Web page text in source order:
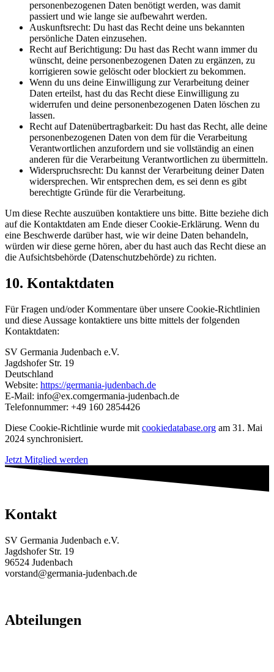
personenbezogenen Daten benötigt werden, was damit
passiert und wie lange sie aufbewahrt werden.
Auskunftsrecht: Du hast das Recht deine uns bekannten
persönliche Daten einzusehen.
Recht auf Berichtigung: Du hast das Recht wann immer du
wünscht, deine personenbezogenen Daten zu ergänzen, zu
korrigieren sowie gelöscht oder blockiert zu bekommen.
Wenn du uns deine Einwilligung zur Verarbeitung deiner
Daten erteilst, hast du das Recht diese Einwilligung zu
widerrufen und deine personenbezogenen Daten löschen zu
lassen.
Recht auf Datenübertragbarkeit: Du hast das Recht, alle deine
personenbezogenen Daten von dem für die Verarbeitung
Verantwortlichen anzufordern und sie vollständig an einen
anderen für die Verarbeitung Verantwortlichen zu übermitteln.
Widerspruchsrecht: Du kannst der Verarbeitung deiner Daten
widersprechen. Wir entsprechen dem, es sei denn es gibt
berechtigte Gründe für die Verarbeitung.
Um diese Rechte auszuüben kontaktiere uns bitte. Bitte beziehe dich
auf die Kontaktdaten am Ende dieser Cookie-Erklärung. Wenn du
eine Beschwerde darüber hast, wie wir deine Daten behandeln,
würden wir diese gerne hören, aber du hast auch das Recht diese an
die Aufsichtsbehörde (Datenschutzbehörde) zu richten.
10. Kontaktdaten
Für Fragen und/oder Kommentare über unsere Cookie-Richtlinien
und diese Aussage kontaktiere uns bitte mittels der folgenden
Kontaktdaten:
SV Germania Judenbach e.V.
Jagdshofer Str. 19
Deutschland
Website: https://germania-judenbach.de
E-Mail: info@ex.comgermania-judenbach.de
Telefonnummer: +49 160 2854426
Diese Cookie-Richtlinie wurde mit cookiedatabase.org am 31. Mai
2024 synchronisiert.
Jetzt Mitglied werden
Kontakt
SV Germania Judenbach e.V.
Jagdshofer Str. 19
96524 Judenbach
vorstand@germania-judenbach.de
Abteilungen